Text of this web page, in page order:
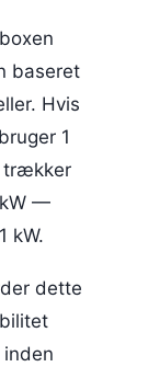
baseret
Hvis
1
trækker
—
kW.
dette